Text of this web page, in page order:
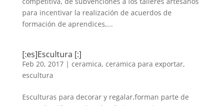
para incentivar la realización de acuerdos de
formación de aprendices,...
[:es]Escultura [:]
Feb 20, 2017| ceramica, ceramica para exportar,
escultura
Esculturas para decorar y regalar,forman parte de